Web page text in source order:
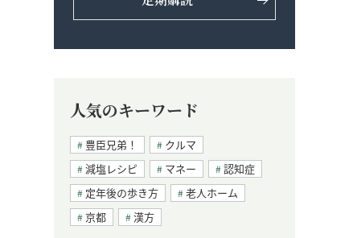
人気のキーワード
豊臣兄弟！
クルマ
減塩レシピ
マネー
認知症
定年後の歩き方
老人ホーム
京都
漢方